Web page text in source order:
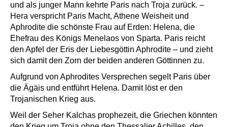
und als junger Mann kehrte Paris nach Troja zurück. –
Hera verspricht Paris Macht, Athene Weisheit und
Aphrodite die schönste Frau auf Erden: Helena, die
Ehefrau des Königs Menelaos von Sparta. Paris reicht
den Apfel der Eris der Liebesgöttin Aphrodite – und zieht
sich damit den Zorn der beiden anderen Göttinnen zu.
Aufgrund von Aphrodites Versprechen segelt Paris über
die Ägäis und entführt Helena. Damit löst er den
Trojanischen Krieg aus.
Weil der Seher Kalchas prophezeit, die Griechen könnten